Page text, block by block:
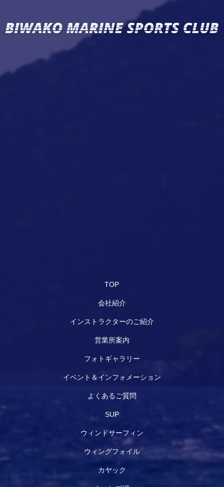
TOP
会社紹介
インストラクターのご紹介
営業所案内
フォトギャラリー
イベント＆インフォメーション
よくあるご質問
SUP
ウィンドサーフィン
ウィングフォイル
カヤック